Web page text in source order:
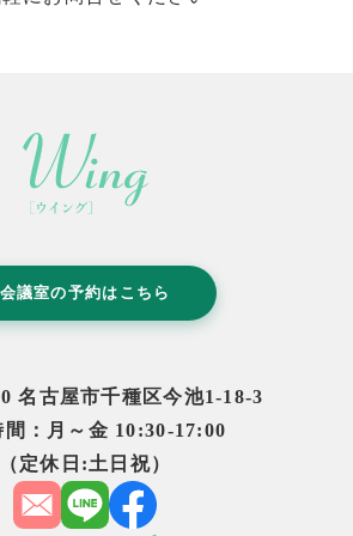
会議室の予約はこちら
名古屋市千種区今池1-18-3
間：月～金 10:30-17:00
（定休日:土日祝）